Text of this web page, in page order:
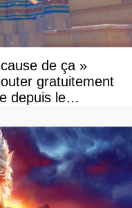
de ça »
gratuitement
depuis le